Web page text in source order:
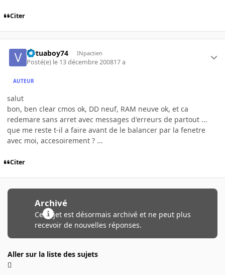
Citer
virtuaboy74 INpactien
Posté(e) le 13 décembre 200817 a
AUTEUR
salut
bon, ben clear cmos ok, DD neuf, RAM neuve ok, et ca
redemare sans arret avec messages d'erreurs de partout ...
que me reste t-il a faire avant de le balancer par la fenetre
avec moi, accesoirement ? ...
Citer
Archivé
Ce sujet est désormais archivé et ne peut plus
recevoir de nouvelles réponses.
Aller sur la liste des sujets